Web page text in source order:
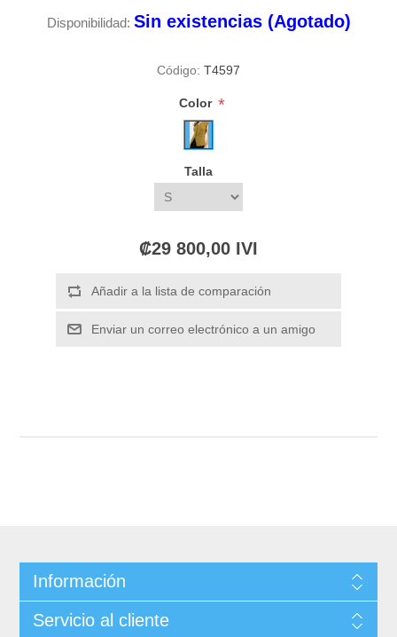
Disponibilidad: Sin existencias (Agotado)
Código: T4597
Color *
Talla
₡29 800,00 IVI
Información
Servicio al cliente